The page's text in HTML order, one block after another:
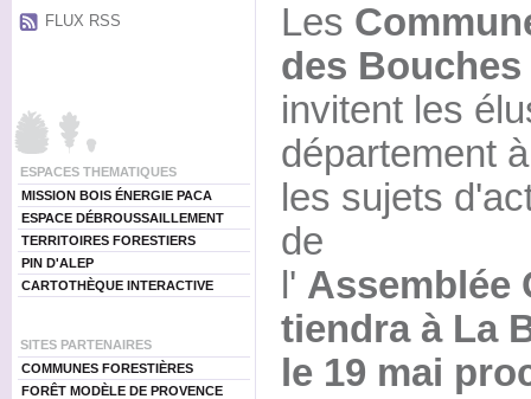
FLUX RSS
ESPACES THEMATIQUES
MISSION BOIS ÉNERGIE PACA
ESPACE DÉBROUSSAILLEMENT
TERRITOIRES FORESTIERS
PIN D'ALEP
CARTOTHÈQUE INTERACTIVE
SITES PARTENAIRES
COMMUNES FORESTIÈRES
FORÊT MODÈLE DE PROVENCE
Les
des
invitent les
département
les sujets
de
l' Assemblée
tiendra à La
le 19 mai